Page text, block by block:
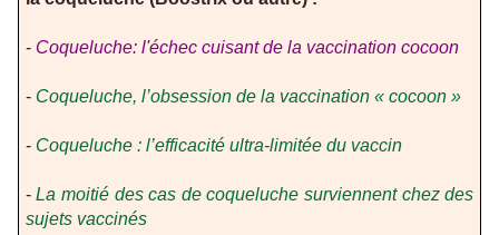
- Coqueluche: l'échec cuisant de la vaccination cocoon
- Coqueluche, l’obsession de la vaccination « cocoon »
- Coqueluche : l’efficacité ultra-limitée du vaccin
-La moitié des cas de coqueluche surviennent chez des
sujets vaccinés